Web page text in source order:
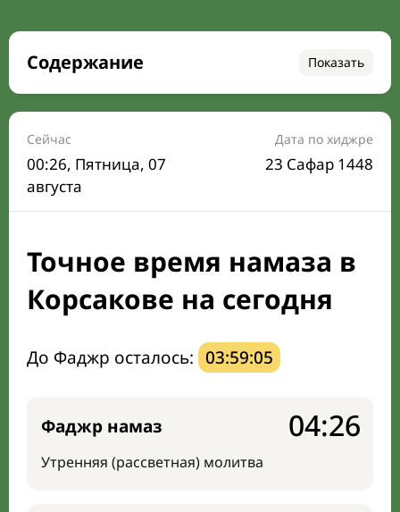
Содержание Показать
Время намаза на сегодня
Расписание на месяц
Время Сухура и Ифтара на сегодня
Календарь рамадана
Направление киблы
Сейчас
00:27, Пятница, 07
августа
Дата по хиджре
23 Сафар 1448
Точное время намаза в
Корсакове на сегодня
До Фаджр осталось: 03:59:04
Фаджр намаз
Утренняя (рассветная) молитва
04:26